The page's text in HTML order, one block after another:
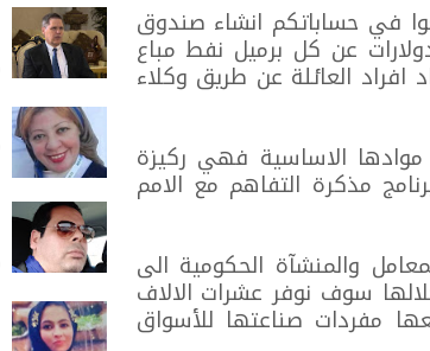
في حساباتكم انشاء صندوق
عن كل برميل نفط مباع
العائلة عن طريق وكلاء
موادها الاساسية فهي ركيزة
مذكرة التفاهم مع الامم
والمنشآة الحكومية الى
سوف نوفر عشرات الالاف
مفردات صناعتها للأسواق